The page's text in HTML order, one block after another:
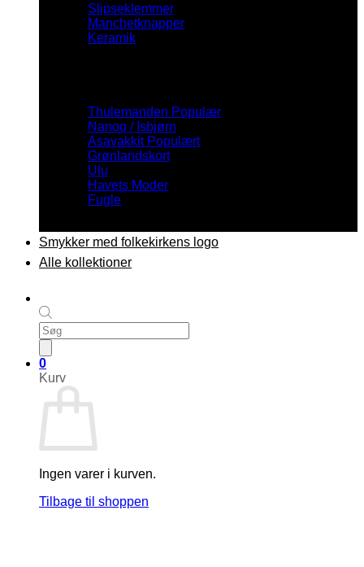
Products
search
0
Kurv
Ingen varer i kurven.
Tilbage til shoppen
Slipseklemmer
Manchetknapper
Keramik
Thulemanden
Nanoq / Isbjørn
Asavakkit
Grønlandskort
Ulu
Havets Moder
Fugle
Smykker med folkekirkens logo
Alle kollektioner